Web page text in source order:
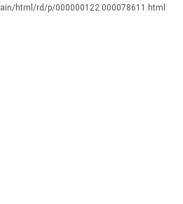
html/rd/p/000000122.000078611.html